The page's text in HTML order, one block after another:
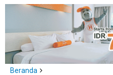
Beranda